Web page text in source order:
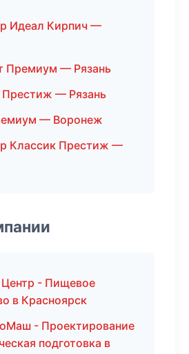
Идеал Кирпич —
Премиум — Рязань
— Рязань
— Воронеж
Классик Престиж —
Центр - Пищевое
в Красноярск
- Проектирование
подготовка в